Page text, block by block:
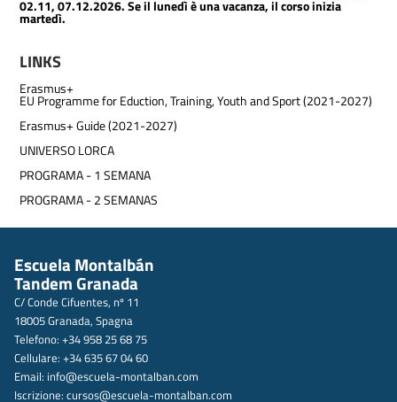
02.11, 07.12.2026. Se il lunedì è una vacanza, il corso inizia
martedì.
LINKS
Erasmus+
EU Programme for Eduction, Training, Youth and Sport (2021-2027)
Erasmus+ Guide (2021-2027)
UNIVERSO LORCA
PROGRAMA - 1 SEMANA
PROGRAMA - 2 SEMANAS
Escuela Montalbán
Tandem Granada
C/ Conde Cifuentes, nº 11
18005 Granada, Spagna
Telefono: +34 958 25 68 75
Cellulare: +34 635 67 04 60
Email: info@escuela-montalban.com
Iscrizione: cursos@escuela-montalban.com